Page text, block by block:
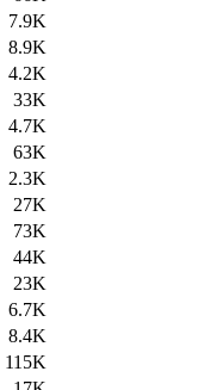
7.9K
8.9K
4.2K
33K
4.7K
63K
2.3K
27K
73K
44K
23K
6.7K
8.4K
115K